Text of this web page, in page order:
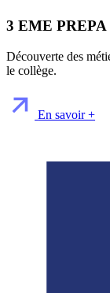
3 EME
Découverte des
le collège.
En savoir +